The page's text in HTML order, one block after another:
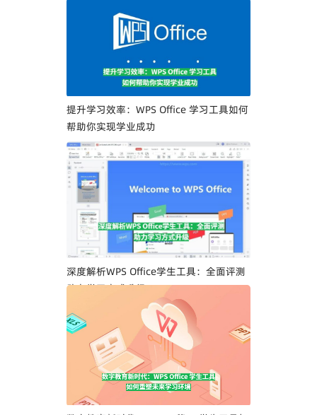
提升学习效率：WPS Office 学习工具如何
帮助你实现学业成功
深度解析WPS Office学生工具：全面评测
助力学习方式升级